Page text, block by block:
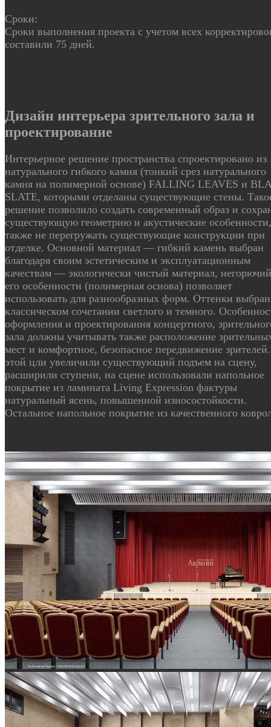
Сроки:
Сроки выполнения проекта с учетом всех
составили 75 дней.
Дизайн интерьера зрительного зала и
проектирование
Интерьерное решение пространства спроектировано из
натурального гибкого камня (тонкий срез натурального
камня на полимерной основе) FALLING LEAVES и
SLATE, которыми отделаны существующие стены.
решение позволило создать современный образ и
существующую геометрию и акустические
также не перегружать существующие конструкции при
отделке. Основной материал — гибкий камень выбран
благодаря своим эстетическим и эксплуатационным
качествам — экологически чистый материал,
его особенности (полимерная основа) позволяет
использовать для разнообразных форм. Оттенки
классическом сочетании светлого и темного.
оформления и проектирования концертного,
зала должны учитывать также расположение
мест и комфортное, безопасное передвижение
этой цли увеличили существующий подъем на сцену,
расширили ступени, на сцене использовали напольное
покрытие из ламината Living Expression фактуры
натуральный ясень, повышенной износостойкости.
Остальное напольное покрытие из качественного